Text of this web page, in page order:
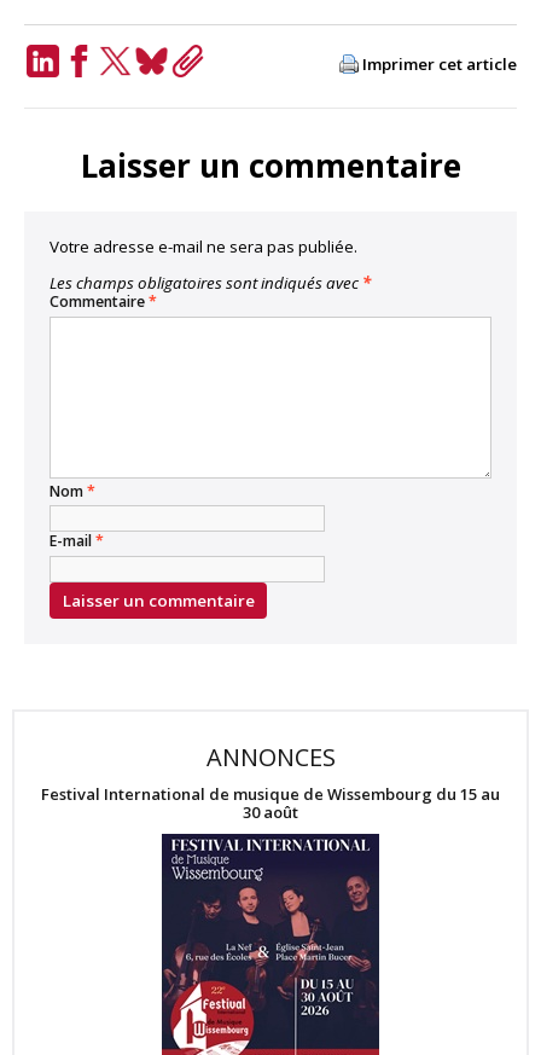
Imprimer cet article
Laisser un commentaire
Votre adresse e-mail ne sera pas publiée.
Les champs obligatoires sont indiqués avec *
Commentaire*
Nom*
E-mail*
ANNONCES
Festival International de musique de Wissembourg du 15 au
30 août